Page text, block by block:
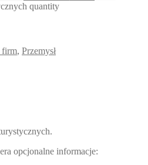
quantity
firm, Przemysł
opcjonalne informacje: